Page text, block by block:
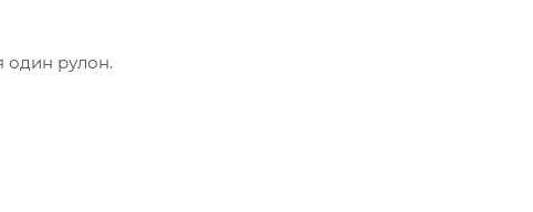
один рулон.